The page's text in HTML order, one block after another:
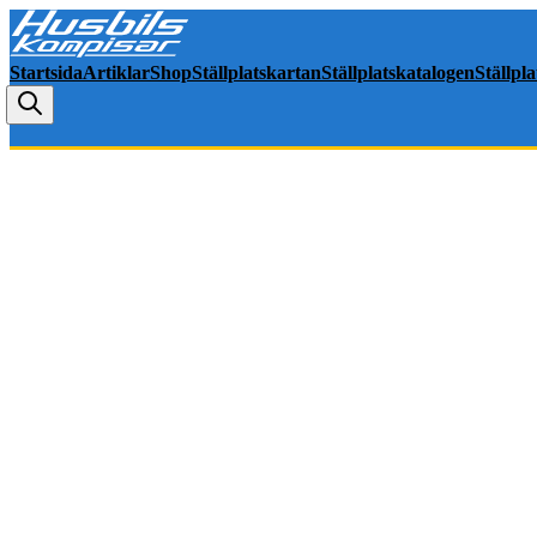
StartsidaArtiklarShopStällplatskartanStällplatskatalogen